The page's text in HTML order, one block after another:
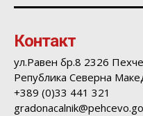
Контакт
ул.Равен бр.8 2326
Република Северна
+389 (0)33 441 321